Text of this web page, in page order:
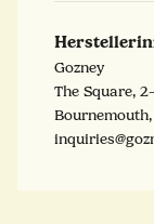
Gozney
The Square,